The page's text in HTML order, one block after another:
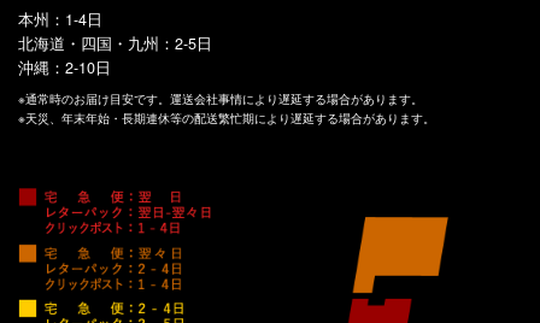
本州：1-4日
北海道・四国・九州：2-5日
沖縄：2-10日
※通常時のお届け目安です。運送会社事情により遅延する場合があります。
※天災、年末年始・長期連休等の配送繁忙期により遅延する場合があります。